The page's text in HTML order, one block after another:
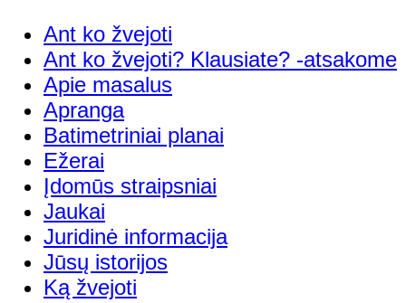
Ant ko žvejoti
Ant ko žvejoti? Klausiate? -atsakome
Apie masalus
Apranga
Batimetriniai planai
Ežerai
Įdomūs straipsniai
Jaukai
Juridinė informacija
Jūsų istorijos
Ką žvejoti